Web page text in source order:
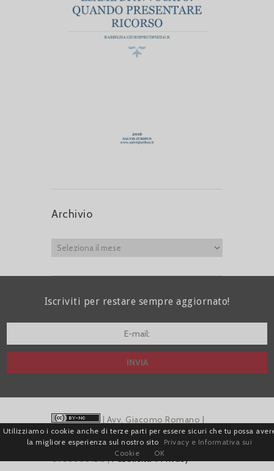
Archivio
Iscriviti per restare sempre aggiornato!
| Avv. Giacomo Romano |
Piazza di Campitelli, 2 - 00186 Roma | P.I.
07880501213 |PubblicitàePrivacy
Utilizziamo i cookie anche di terze parti per essere sicuri che tu possa
la migliore esperienza sul nostro sito
Privacy e Informativa sui
Cookie
OK